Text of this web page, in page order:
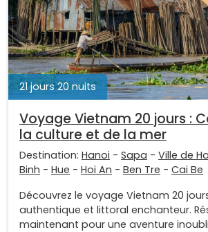
21 jours 20 nuits
Voyage Vietnam 20 jours :
la culture et de la mer
Destination: Hanoi - Sapa - Ville de
Binh - Hue - Hoi An - Ben Tre - Cai Be
Découvrez le voyage Vietnam 20
authentique et littoral enchanteur.
maintenant pour une aventure